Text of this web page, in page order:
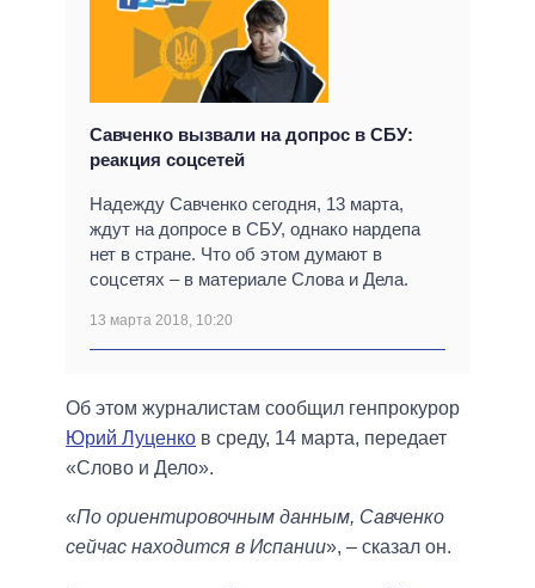
Савченко вызвали на допрос в СБУ:
реакция соцсетей
Надежду Савченко сегодня, 13 марта,
ждут на допросе в СБУ, однако нардепа
нет в стране. Что об этом думают в
соцсетях – в материале Слова и Дела.
13 марта 2018, 10:20
Об этом журналистам сообщил генпрокурор
Юрий Луценко в среду, 14 марта, передает
«Слово и Дело».
«По ориентировочным данным, Савченко
сейчас находится в Испании», – сказал он.